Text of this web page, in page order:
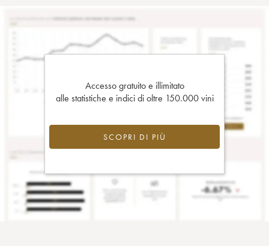
Accesso gratuito e illimitato
alle statistiche e indici di oltre 150.000 vini
SCOPRI DI PIÙ